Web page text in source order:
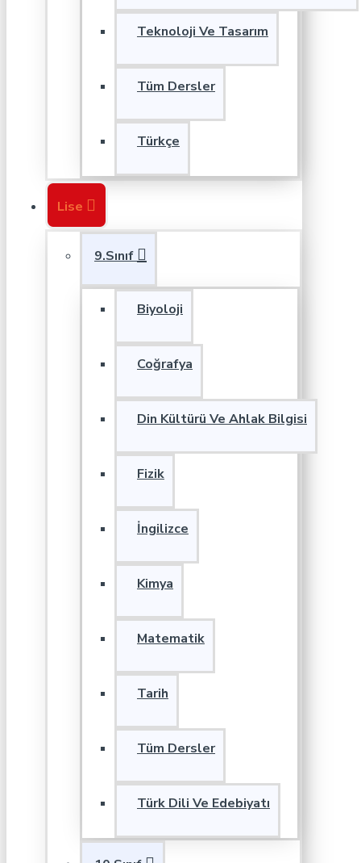
Teknoloji Ve Tasarım
Tüm Dersler
Türkçe
Lise
9.Sınıf
Biyoloji
Coğrafya
Din Kültürü Ve Ahlak Bilgisi
Fizik
İngilizce
Kimya
Matematik
Tarih
Tüm Dersler
Türk Dili Ve Edebiyatı